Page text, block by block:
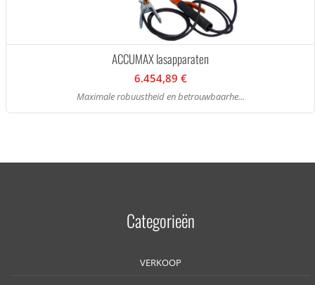
ACCUMAX lasapparaten
6.454,89 €
Maximale robuustheid en betrouwbaarhe...
Categorieën
VERKOOP